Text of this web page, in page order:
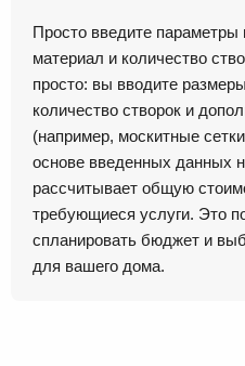
Просто введите
материал и количество
просто: вы вводите
количество створок и
(например, москитные
основе введенных данных
рассчитывает общую
требующиеся услуги. Это
спланировать бюджет и
для вашего дома.